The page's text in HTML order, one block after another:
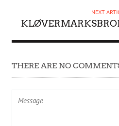
NEXT
THERE ARE NO